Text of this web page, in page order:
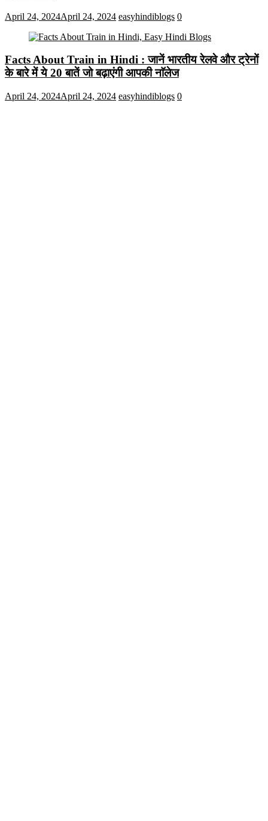
April 24, 2024April 24, 2024 easyhindiblogs 0
Facts About Train in Hindi : जानें भारतीय रेलवे और ट्रेनों
के बारे में ये 20 बातें जो बढ़ाएंगी आपकी नाॅलेज
April 24, 2024April 24, 2024 easyhindiblogs 0